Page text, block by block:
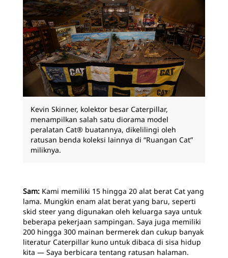
Kevin Skinner, kolektor besar Caterpillar,
menampilkan salah satu diorama model
peralatan Cat® buatannya, dikelilingi oleh
ratusan benda koleksi lainnya di “Ruangan Cat”
miliknya.
Sam: Kami memiliki 15 hingga 20 alat berat Cat yang
lama. Mungkin enam alat berat yang baru, seperti
skid steer yang digunakan oleh keluarga saya untuk
beberapa pekerjaan sampingan. Saya juga memiliki
200 hingga 300 mainan bermerek dan cukup banyak
literatur Caterpillar kuno untuk dibaca di sisa hidup
kita — Saya berbicara tentang ratusan halaman.